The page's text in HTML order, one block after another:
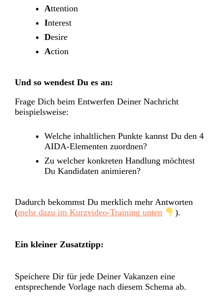
Attention
Interest
Desire
Action
Und so wendest Du es an:
Frage Dich beim Entwerfen Deiner Nachricht
beispielsweise:
Welche inhaltlichen Punkte kannst Du den 4
AIDA-Elementen zuordnen?
Zu welcher konkreten Handlung möchtest
Du Kandidaten animieren?
Dadurch bekommst Du merklich mehr Antworten
(mehr dazu im Kurzvideo-Training unten ).
Ein kleiner Zusatztipp:
Speichere Dir für jede Deiner Vakanzen eine
entsprechende Vorlage nach diesem Schema ab.